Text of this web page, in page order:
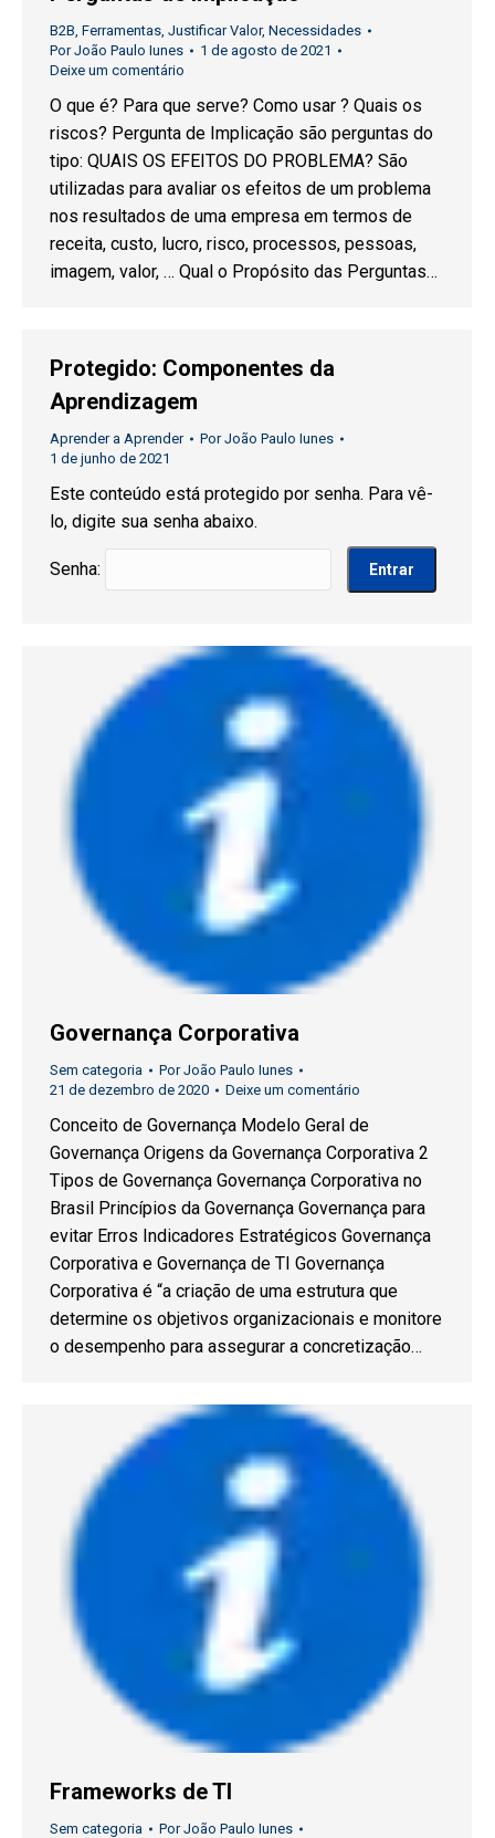
B2B, Ferramentas, Justificar Valor, Necessidades
PorJoão Paulo Iunes
1 de agosto de 2021
Deixe um comentário
O que é? Para que serve? Como usar ? Quais os
riscos? Pergunta de Implicação são perguntas do
tipo: QUAIS OS EFEITOS DO PROBLEMA? São
utilizadas para avaliar os efeitos de um problema
nos resultados de uma empresa em termos de
receita, custo, lucro, risco, processos, pessoas,
imagem, valor, … Qual o Propósito das Perguntas…
Protegido: Componentes da
Aprendizagem
Aprender a Aprender PorJoão Paulo Iunes
1 de junho de 2021
Este conteúdo está protegido por senha. Para vê-
lo, digite sua senha abaixo.
Senha:
Governança Corporativa
Sem categoria PorJoão Paulo Iunes
21 de dezembro de 2020
Deixe um comentário
Conceito de Governança Modelo Geral de
Governança Origens da Governança Corporativa 2
Tipos de Governança Governança Corporativa no
Brasil Princípios da Governança Governança para
evitar Erros Indicadores Estratégicos Governança
Corporativa e Governança de TI Governança
Corporativa é “a criação de uma estrutura que
determine os objetivos organizacionais e monitore
o desempenho para assegurar a concretização…
Frameworks de TI
Sem categoria PorJoão Paulo Iunes